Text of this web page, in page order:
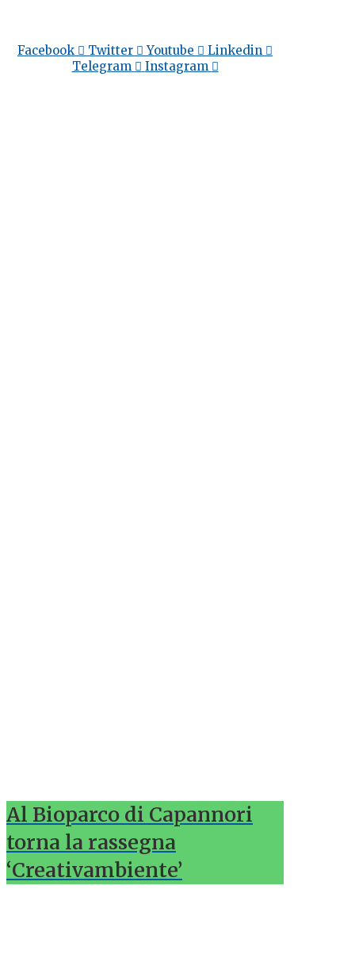
Facebook Twitter Youtube
Linkedin
Telegram
Instagram
Al Bioparco di Capannori
torna la rassegna
‘Creativambiente’